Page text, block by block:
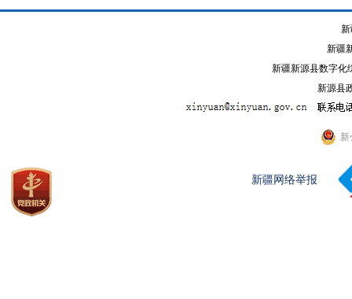
新疆
新疆新源县数字化
新源县
新
新疆网络举报